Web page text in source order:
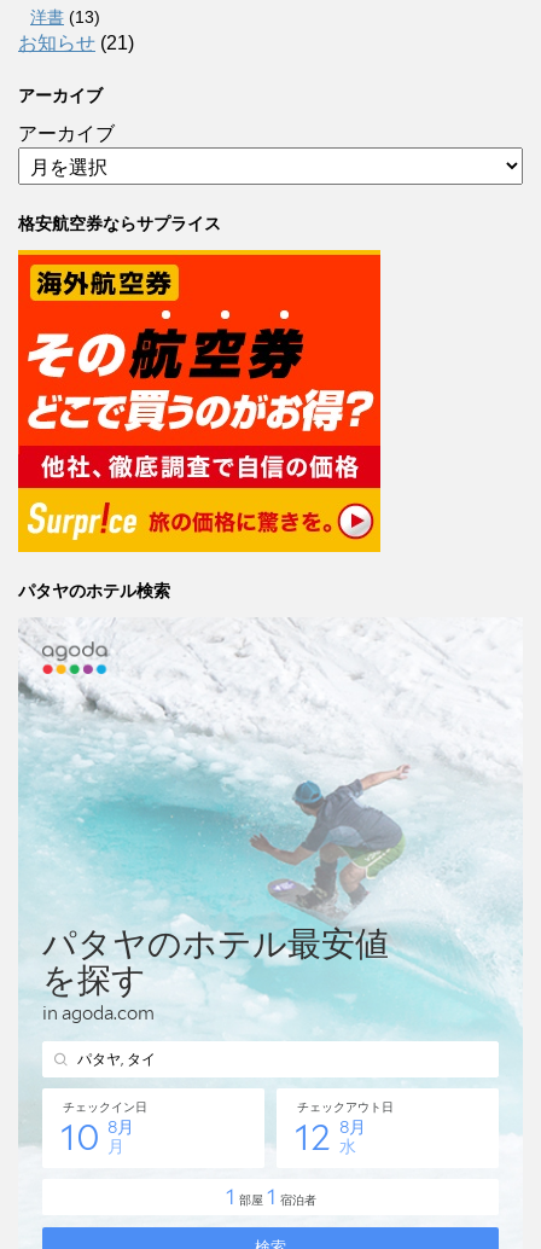
洋書 (13)
お知らせ (21)
アーカイブ
アーカイブ
格安航空券ならサプライス
パタヤのホテル検索